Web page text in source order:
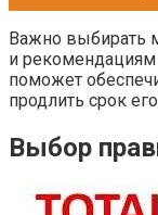
Важно выбирать
и рекомендациям
поможет
продлить срок
Выбор